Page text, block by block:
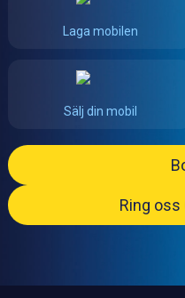
Laga mobilen
Sälj din mobil
Ring